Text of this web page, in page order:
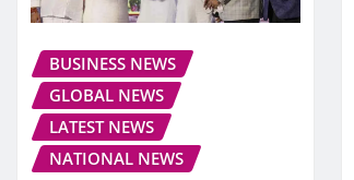
BUSINESS NEWS
GLOBAL NEWS
LATEST NEWS
NATIONAL NEWS